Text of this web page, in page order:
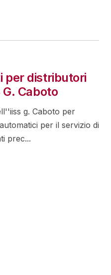
per distributori
Caboto
g. Caboto per
per il servizio di
prec...